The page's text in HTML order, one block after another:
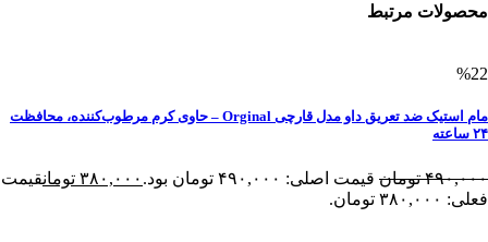
محصولات مرتبط
%22
مام استیک ضد تعریق داو مدل قارچی Orginal – حاوی کرم مرطوب‌کننده، محافظت
۲۴ ساعته
۴۹۰,۰۰۰ تومان قیمت اصلی: ۴۹۰,۰۰۰ تومان بود. ۳۸۰,۰۰۰ تومانقیمت
فعلی: ۳۸۰,۰۰۰ تومان.